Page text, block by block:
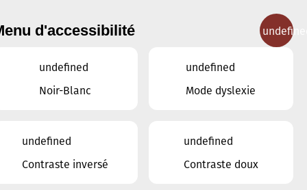
MUSICAL CONTACT
JUIN JUILLET
d'accessibilité
undefined
Noir-Blanc
undefined
Mode dyslexie
undefined
Contraste inversé
undefined
Contraste doux